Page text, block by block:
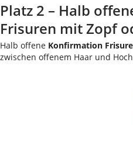
Platz 2 – Halb
Frisuren mit Zopf
Halb offene Konfirmation
zwischen offenem Haar und